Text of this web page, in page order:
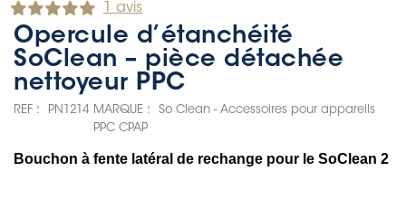
1 avis
Opercule d’étanchéité
SoClean – pièce détachée
nettoyeur PPC
REF : PN1214 MARQUE :
So Clean - Accessoires pour appareils
PPC CPAP
Bouchon à fente latéral de rechange pour le SoClean 2